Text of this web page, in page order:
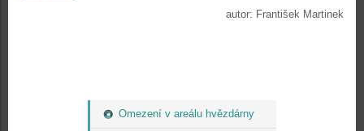
Omezení v areálu hvězdárny
autor: František Martinek